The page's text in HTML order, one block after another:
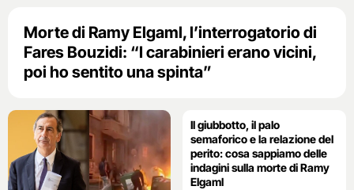
Morte di Ramy Elgaml, l’interrogatorio di
Fares Bouzidi: “I carabinieri erano vicini,
poi ho sentito una spinta”
Il giubbotto, il palo
semaforico e la relazione del
perito: cosa sappiamo delle
indagini sulla morte di Ramy
Elgaml